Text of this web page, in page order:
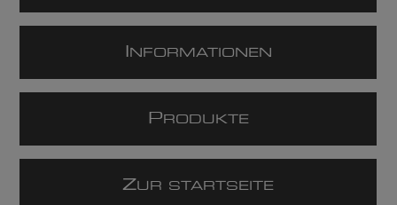
NFORMATIONEN
P RODUKTE
ZUR STARTSEITE